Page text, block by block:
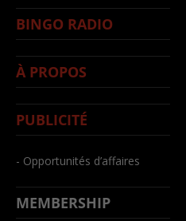
BINGO RADIO
À PROPOS
PUBLICITÉ
- Opportunités d’affaires
MEMBERSHIP